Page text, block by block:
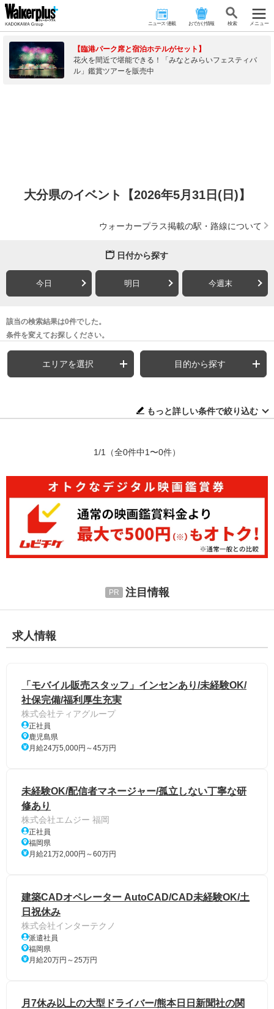
ニュース･連載 おでかけ情報 検 索 メニュー
【臨港パーク席と宿泊ホテルがセット】
花火を間近で堪能できる！「みなとみらいフェスティバ
ル」鑑賞ツアーを販売中
大分県のイベント【2026年5月31日(日)】
ウォーカープラス掲載の駅・路線について
日付から探す
今日 明日 今週末
該当の検索結果は0件でした。
条件を変えてお探しください。
エリアを選択 目的から探す
もっと詳しい条件で絞り込む
1/1 （全0件中1〜0件）
注目情報
求人情報
「モバイル販売スタッフ」インセンあり/未経験OK/
社保完備/福利厚生充実
株式会社ティアグループ
正社員
鹿児島県
月給24万5,000円～45万円
未経験OK/配信者マネージャー/孤立しない丁寧な研
修あり
株式会社エムジー 福岡
正社員
福岡県
月給21万2,000円～60万円
建築CADオペレーター AutoCAD/CAD未経験OK/土
日祝休み
株式会社インターテクノ
派遣社員
福岡県
月給20万円～25万円
月7休み以上の大型ドライバー/熊本日日新聞社の関